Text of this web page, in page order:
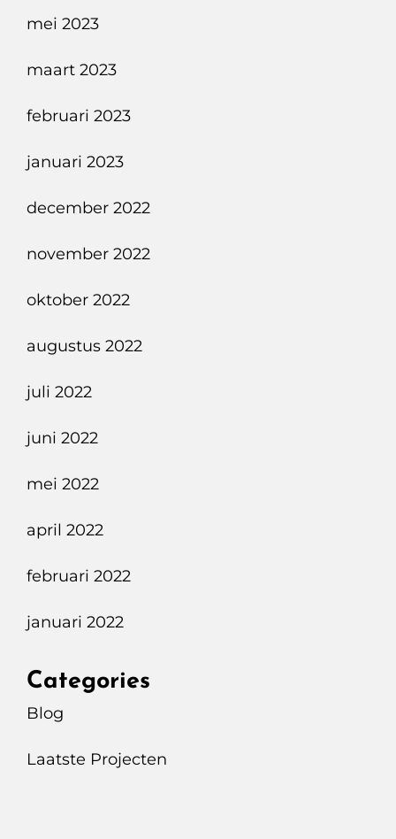
mei 2023
maart 2023
februari 2023
januari 2023
december 2022
november 2022
oktober 2022
augustus 2022
juli 2022
juni 2022
mei 2022
april 2022
februari 2022
januari 2022
Categories
Blog
Laatste Projecten